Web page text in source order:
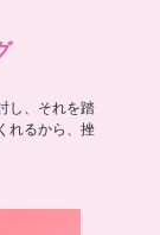
し、それを踏
れるから、挫